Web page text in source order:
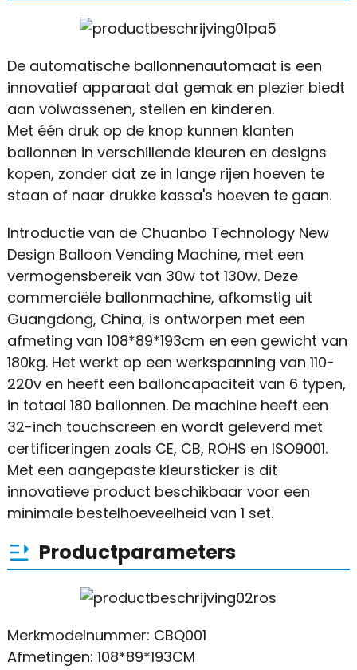
De automatische ballonnenautomaat is een
innovatief apparaat dat gemak en plezier biedt
aan volwassenen, stellen en kinderen.
Met één druk op de knop kunnen klanten
ballonnen in verschillende kleuren en designs
kopen, zonder dat ze in lange rijen hoeven te
staan ​​of naar drukke kassa's hoeven te gaan.
Introductie van de Chuanbo Technology New
Design Balloon Vending Machine, met een
vermogensbereik van 30w tot 130w. Deze
commerciële ballonmachine, afkomstig uit
Guangdong, China, is ontworpen met een
afmeting van 108*89*193cm en een gewicht van
180kg. Het werkt op een werkspanning van 110-
220v en heeft een balloncapaciteit van 6 typen,
in totaal 180 ballonnen. De machine heeft een
32-inch touchscreen en wordt geleverd met
certificeringen zoals CE, CB, ROHS en ISO9001.
Met een aangepaste kleursticker is dit
innovatieve product beschikbaar voor een
minimale bestelhoeveelheid van 1 set.
Productparameters
Merkmodelnummer: CBQ001
Afmetingen: 108*89*193CM